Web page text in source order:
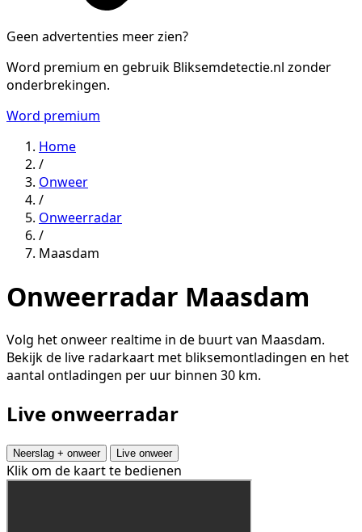
Geen advertenties meer zien?
Word premium en gebruik Bliksemdetectie.nl zonder
onderbrekingen.
Word premium
Home
/
Onweer
/
Onweerradar
/
Maasdam
Onweerradar Maasdam
Volg het onweer realtime in de buurt van Maasdam.
Bekijk de live radarkaart met bliksemontladingen en het
aantal ontladingen per uur binnen 30 km.
Live onweerradar
Neerslag + onweer Live onweer
Klik om de kaart te bedienen